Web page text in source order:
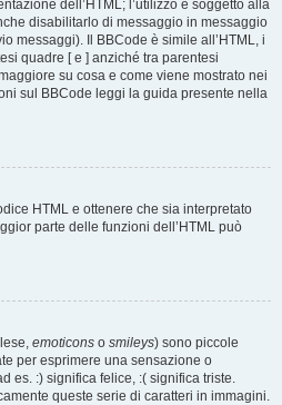
dell’HTML; l’utilizzo è soggetto alla
disabilitarlo di messaggio in messaggio
messaggi). Il BBCode è simile all’HTML, i
quadre [ e ] anziché tra parentesi
su cosa e come viene mostrato nei
sul BBCode leggi la guida presente nella
HTML e ottenere che sia interpretato
parte delle funzioni dell’HTML può
emoticons o smileys) sono piccole
per esprimere una sensazione o
es. :) significa felice, :( significa triste.
queste serie di caratteri in immagini.